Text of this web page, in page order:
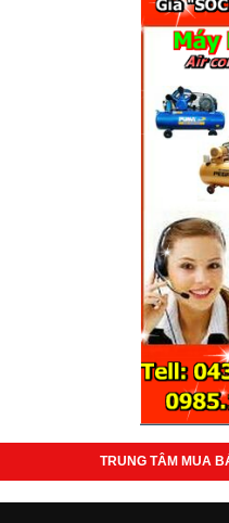
TRUNG TÂM MUA